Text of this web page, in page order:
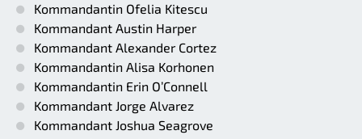
Kommandantin Ofelia Kitescu
Kommandant Austin Harper
Kommandant Alexander Cortez
Kommandantin Alisa Korhonen
Kommandantin Erin O’Connell
Kommandant Jorge Alvarez
Kommandant Joshua Seagrove